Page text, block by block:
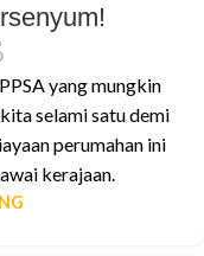
yang mungkin
selami satu demi
perumahan ini
kerajaan.